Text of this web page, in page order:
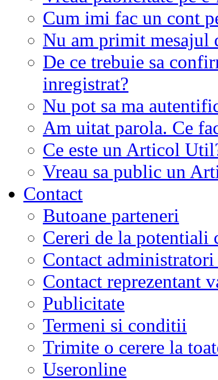
Cum imi fac un cont
Nu am primit mesajul
De ce trebuie sa
inregistrat?
Nu pot sa ma
Am uitat parola. Ce
Ce este un Articol
Vreau sa public un
Contact
Butoane parteneri
Cereri de la potentiali
Contact
Contact reprezentant
Publicitate
Termeni si conditii
Trimite o cerere la
Useronline